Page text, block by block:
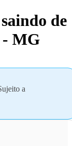
de
- MG
a